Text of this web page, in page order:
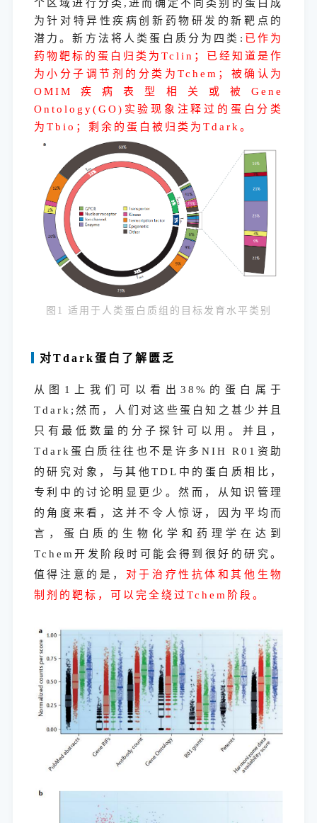
个区域进行分类,进而确定不同类别的蛋白成
为针对特异性疾病创新药物研发的新靶点的
潜力。新方法将人类蛋白质分为四类: 已作为
药物靶标的蛋白归类为Tclin；已经知道是作
为小分子调节剂的分类为Tchem；被确认为
OMIM疾病表型相关或被Gene
Ontology(GO)实验现象注释过的蛋白分类
为Tbio；剩余的蛋白被归类为Tdark。
图1 适用于人类蛋白质组的目标发育水平类别
对Tdark蛋白了解匮乏
从图1上我们可以看出38%的蛋白属于
Tdark;然而，人们对这些蛋白知之甚少并且
只有最低数量的分子探针可以用。并且，
Tdark蛋白质往往也不是许多NIH R01资助
的研究对象，与其他TDL中的蛋白质相比，
专利中的讨论明显更少。然而，从知识管理
的角度来看，这并不令人惊讶，因为平均而
言，蛋白质的生物化学和药理学在达到
Tchem开发阶段时可能会得到很好的研究。
值得注意的是， 对于治疗性抗体和其他生物
制剂的靶标，可以完全绕过Tchem阶段。